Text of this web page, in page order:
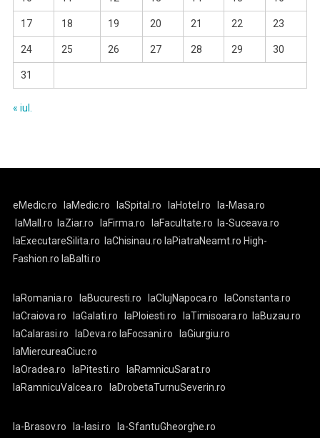
17 18 19 20 21 22 23
24 25 26 27 28 29 30
31
« iul.
eMedic.ro laMedic.ro laSpital.ro laHotel.ro
la-Masa.ro
laMall.ro
laZiar.ro laFirma.ro laFacultate.ro
la-Suceava.ro
laExecutareSilita.ro
laChisinau.ro laPiatraNeamt.ro High-
Fashion.ro laBalti.ro
laRomania.ro laBucuresti.ro laClujNapoca.ro
laConstanta.ro
laCraiova.ro
laGalati.ro laPloiesti.ro laTimisoara.ro
laBuzau.ro
laCalarasi.ro
laDeva.ro laFocsani.ro
laGiurgiu.ro
laMiercureaCiuc.ro
laOradea.ro
laPitesti.ro
laRamnicuSarat.ro
laRamnicuValcea.ro
laDrobetaTurnuSeverin.ro
la-Brasov.ro la-Iasi.ro la-SfantuGheorghe.ro